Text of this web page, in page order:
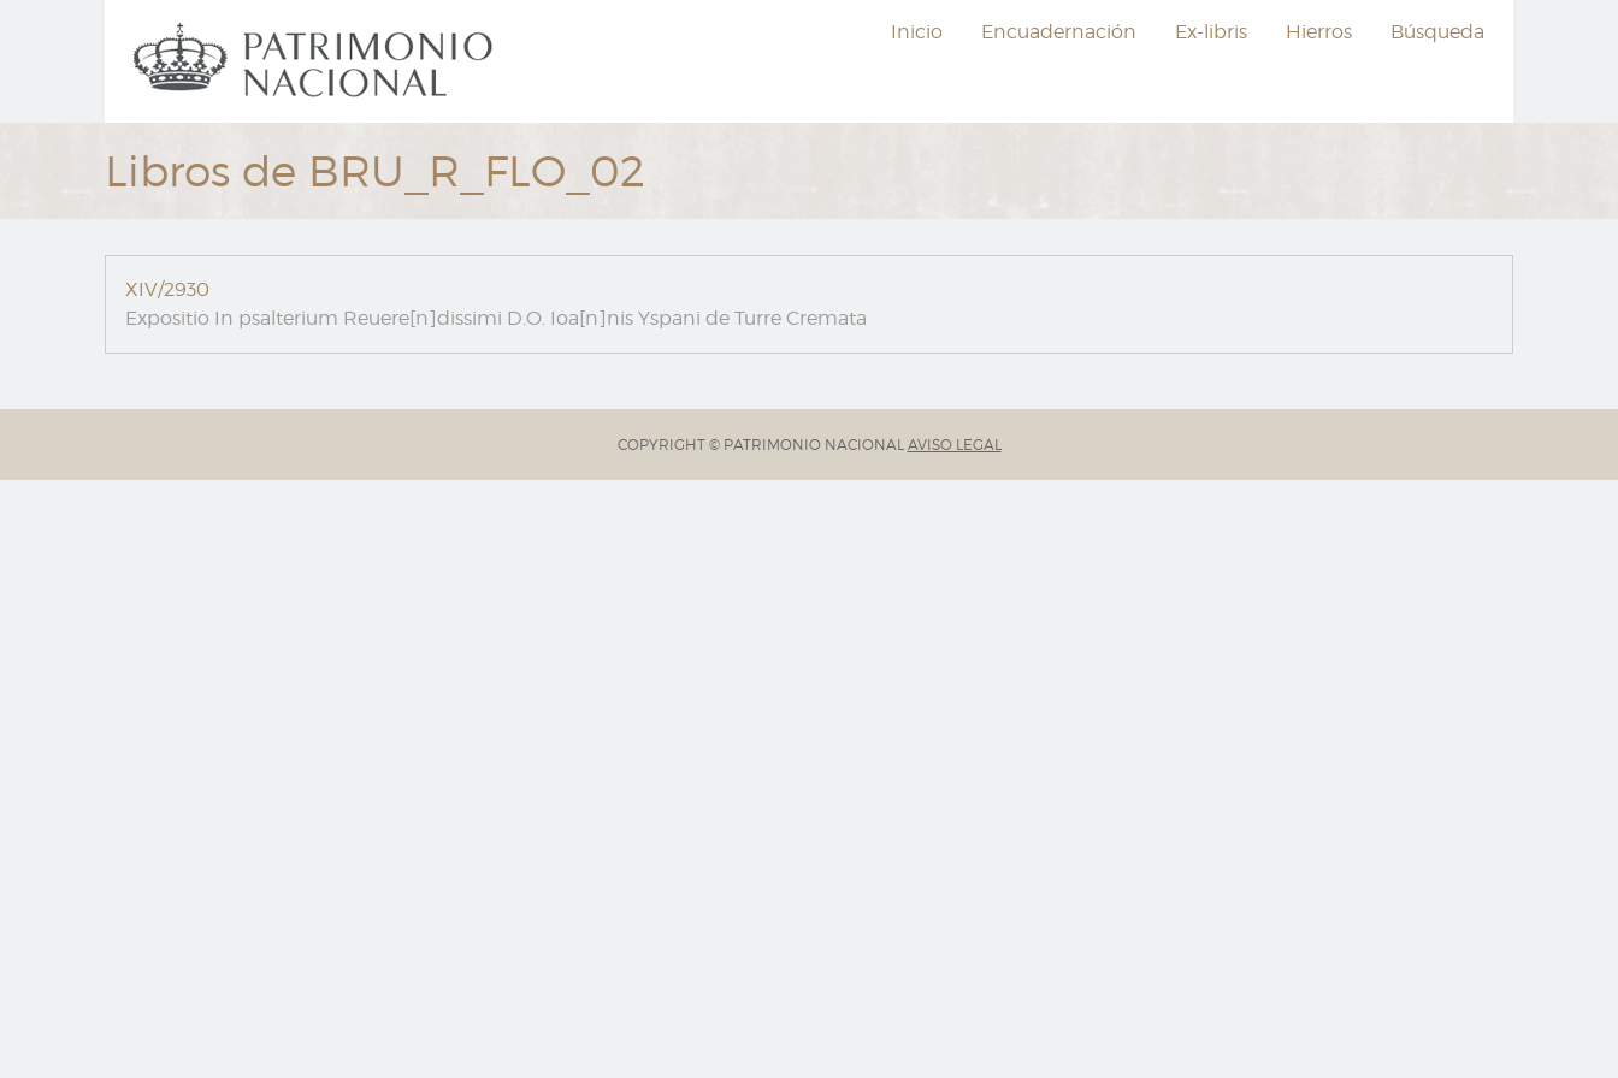
Navegación
principal
Inicio Encuadernación Ex-libris Hierros Búsqueda
Libros de BRU_R_FLO_02
XIV/2930
Expositio In psalterium Reuere[n]dissimi D.O. Ioa[n]nis Yspani de Turre Cremata
COPYRIGHT © PATRIMONIO NACIONAL AVISO LEGAL